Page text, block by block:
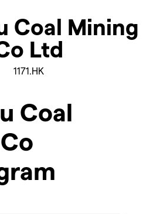
Coal Mining
Ltd
1171.HK
Coal